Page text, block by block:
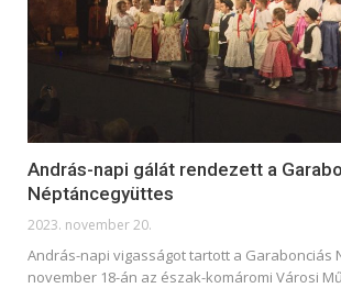
András-napi gálát rendezett a
Néptáncegyüttes
2023. november 20.
András-napi vigasságot tartott a Garabonciás
november 18-án az észak-komáromi Városi